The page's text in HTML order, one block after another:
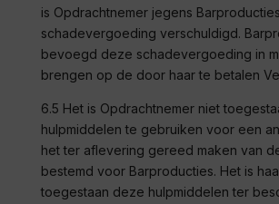
is Opdrachtnemer jegens Barproducties
schadevergoeding verschuldigd.
bevoegd deze schadevergoeding in
brengen op de door haar te betalen
6.5 Het is Opdrachtnemer niet
hulpmiddelen te gebruiken voor een
het ter aflevering gereed maken van
bestemd voor Barproducties. Het is
toegestaan deze hulpmiddelen ter